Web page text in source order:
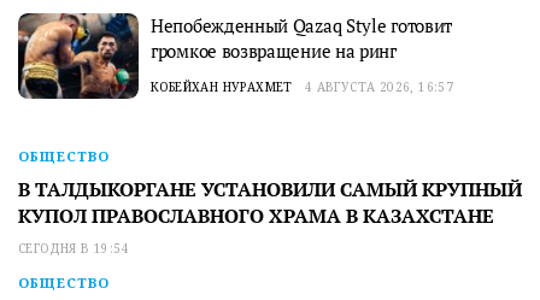
Непобежденный Qazaq Style готовит
громкое возвращение на ринг
КОБЕЙХАН НУРАХМЕТ 4 АВГУСТА 2026, 16:57
ОБЩЕСТВО
В ТАЛДЫКОРГАНЕ УСТАНОВИЛИ САМЫЙ КРУПНЫЙ
КУПОЛ ПРАВОСЛАВНОГО ХРАМА В КАЗАХСТАНЕ
СЕГОДНЯ В 19:54
ОБЩЕСТВО